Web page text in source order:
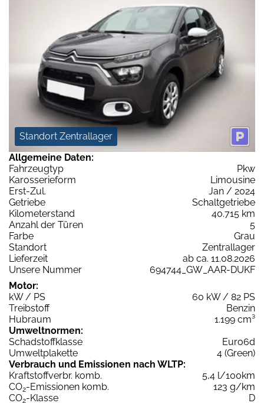
Standort Zentrallager
Allgemeine Daten:
Fahrzeugtyp
Pkw
Karosserieform
Limousine
Erst-Zul.
Jan / 2024
Getriebe
Schaltgetriebe
Kilometerstand
40.715 km
Anzahl der Türen
5
Farbe
Grau
Standort
Zentrallager
Lieferzeit
ab ca. 11.08.2026
Unsere Nummer
694744_GW_AAR-DUKF
Motor:
kW / PS
60 kW / 82 PS
Treibstoff
Benzin
Hubraum
1.199 cm³
Umweltnormen:
Schadstoffklasse
Euro6d
Umweltplakette
4 (Green)
Verbrauch und Emissionen nach WLTP:
Kraftstoffverbr. komb.
5,4 l/100km
CO2-Emissionen komb.
123 g/km
CO2-Klasse D